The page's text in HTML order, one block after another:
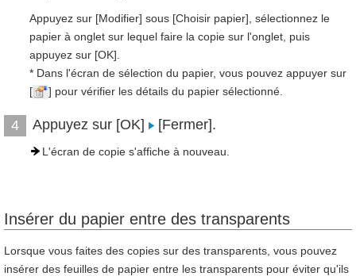
Appuyez sur [Modifier] sous [Choisir papier], sélectionnez le
papier à onglet sur lequel faire la copie sur l'onglet, puis
appuyez sur [OK].
* Dans l'écran de sélection du papier, vous pouvez appuyer sur
[
] pour vérifier les détails du papier sélectionné.
4 Appuyez sur [OK] [Fermer].
L'écran de copie s'affiche à nouveau.
Insérer du papier entre des transparents
Lorsque vous faites des copies sur des transparents, vous pouvez
insérer des feuilles de papier entre les transparents pour éviter qu'ils